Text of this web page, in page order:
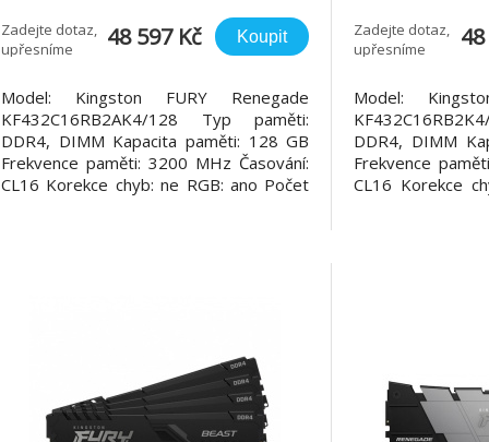
Zadejte dotaz,
upřesníme
48 597 Kč Koupit
Model: Kingston FURY Renegade
KF432C16RB2AK4/128 Typ paměti:
DDR4, DIMM Kapacita paměti: 128 GB
Frekvence paměti: 3200 MHz Časování:
CL16 Korekce chyb: ne RGB: ano Počet
Zadejte dotaz,
upřesníme
Model:
DDR4, DIMM
Frekvence
CL16 Korekce